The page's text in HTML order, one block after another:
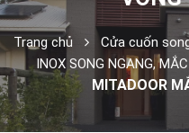
Trang chủ Cửa cuốn
INOX SONG NGANG,
MITADOOR